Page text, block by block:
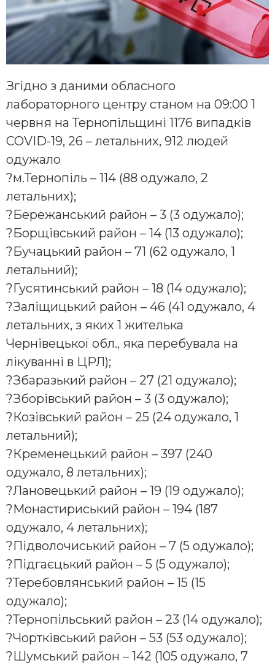
Згідно з даними обласного
лабораторного центру станом на 09:00 1
червня на Тернопільщині 1176 випадків
COVID-19, 26 – летальних, 912 людей
одужало
?м.Тернопіль – 114 (88 одужало, 2
летальних);
?Бережанський район – 3 (3 одужало);
?Борщівський район – 14 (13 одужало);
?Бучацький район – 71 (62 одужало, 1
летальний);
?Гусятинський район – 18 (14 одужало);
?Заліщицький район – 46 (41 одужало, 4
летальних, з яких 1 жителька
Чернівецької обл., яка перебувала на
лікуванні в ЦРЛ);
?Збаразький район – 27 (21 одужало);
?Зборівський район – 3 (3 одужало);
?Козівський район – 25 (24 одужало, 1
летальний);
?Кременецький район – 397 (240
одужало, 8 летальних);
?Лановецький район – 19 (19 одужало);
?Монастириський район – 194 (187
одужало, 4 летальних);
?Підволочиський район – 7 (5 одужало);
?Підгаєцький район – 5 (5 одужало);
?Теребовлянський район – 15 (15
одужало);
?Тернопільський район – 23 (14 одужало);
?Чортківський район – 53 (53 одужало);
?Шумський район – 142 (105 одужало, 7